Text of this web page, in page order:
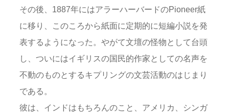
その後、1887年にはアラーハーバードのPioneer紙
に移り、このころから紙面に定期的に短編小説を発
表するようになった。やがて文壇の怪物として台頭
し、ついにはイギリスの国民的作家としての名声を
不動のものとするキプリングの文芸活動のはじまり
である。
彼は、インドはもちろんのこと、アメリカ、シンガ